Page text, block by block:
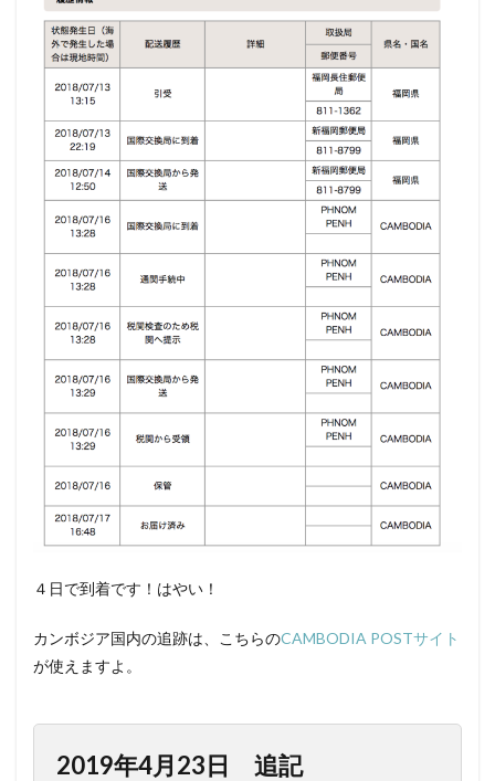
４日で到着です！はやい！
カンボジア国内の追跡は、こちらのCAMBODIA POSTサイト
が使えますよ。
2019年4月23日 追記